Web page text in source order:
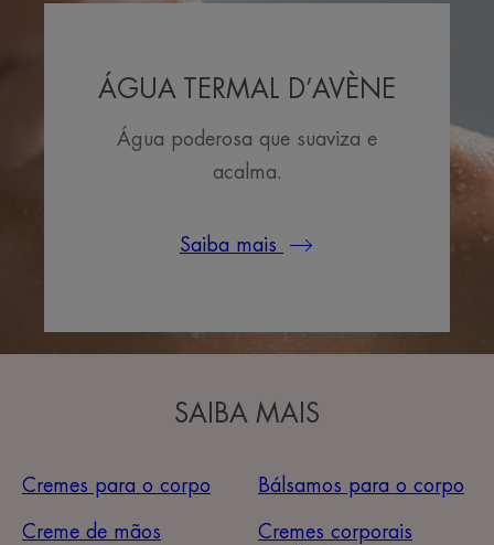
ÁGUA TERMAL D’AVÈNE
Água poderosa que suaviza e
acalma.
Saiba mais
SAIBA MAIS
Cremes para o corpo Bálsamos para o corpo
Creme de mãos
Cremes corporais